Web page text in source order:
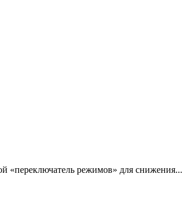
«переключатель режимов» для снижения...